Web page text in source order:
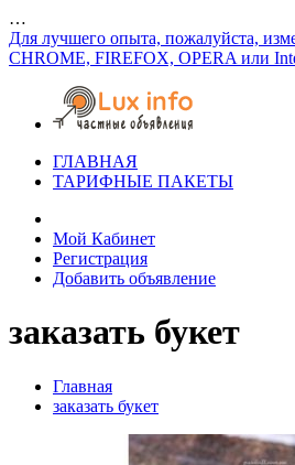
…
Для лучшего опыта, пожалуйста,
CHROME, FIREFOX, OPERA или
ГЛАВНАЯ
ТАРИФНЫЕ ПАКЕТЫ
Мой Кабинет
Регистрация
Добавить объявление
заказать букет
Главная
заказать букет